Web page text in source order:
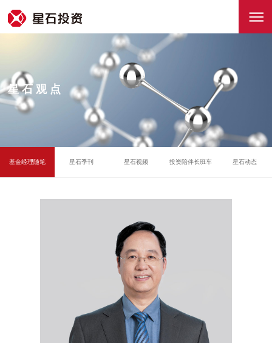
星石观点
基金经理随笔 星石季刊 星石视频 投资陪伴长班车 星石动态